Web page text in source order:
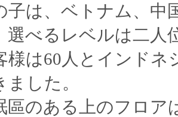
子は、ベトナム、中
選べるレベルは二人
様は60人とインドネ
ました。
區のある上のフロア